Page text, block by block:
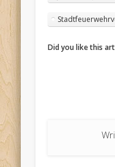
Did you like this